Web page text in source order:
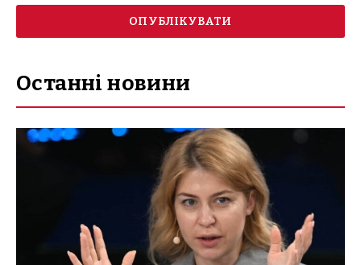
Останні новини